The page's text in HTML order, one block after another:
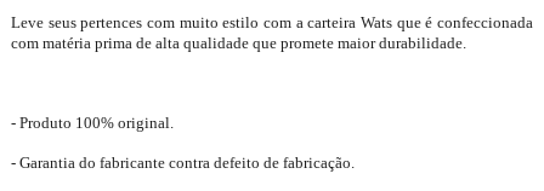
Leve seus pertences com muito estilo com a carteira Wats que é confeccionada
com matéria prima de alta qualidade que promete maior durabilidade.
- Produto 100% original.
- Garantia do fabricante contra defeito de fabricação.